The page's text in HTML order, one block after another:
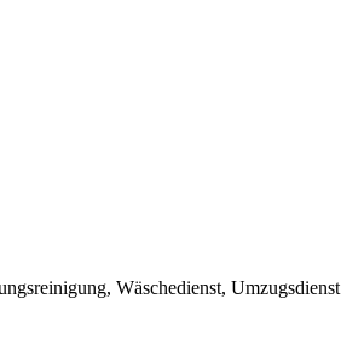
Wäschedienst, Umzugsdienst